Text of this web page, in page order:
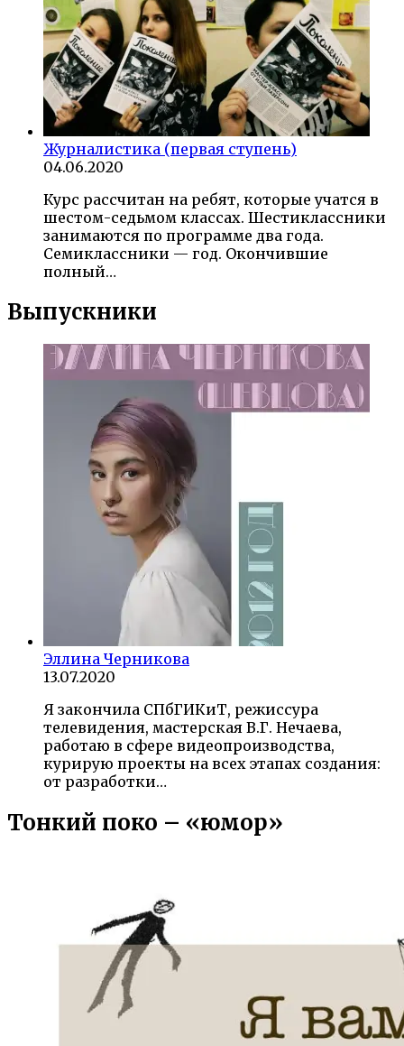
Журналистика (первая ступень)
04.06.2020
Курс рассчитан на ребят, которые учатся в
шестом-седьмом классах. Шестиклассники
занимаются по программе два года.
Семиклассники — год. Окончившие
полный…
Выпускники
Эллина Черникова
13.07.2020
Я закончила СПбГИКиТ, режиссура
телевидения, мастерская В.Г. Нечаева,
работаю в сфере видеопроизводства,
курирую проекты на всех этапах создания:
от разработки…
Тонкий поко – «юмор»